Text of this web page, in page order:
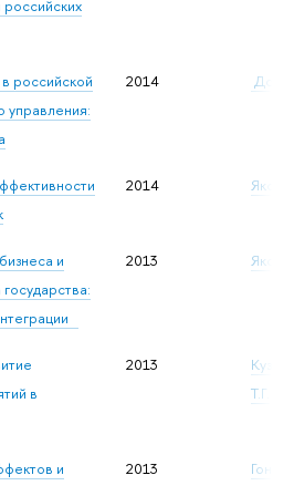
российской
управления:
2014
2014
и
2013
в
2013
Т.Г.
и
2013